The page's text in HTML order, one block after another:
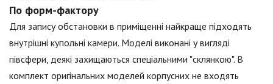
По форм-фактору
Для запису обстановки в приміщенні найкраще підходять
внутрішні купольні камери. Моделі виконані у вигляді
півсфери, деякі захищаються спеціальними "склянкою". В
комплект оригінальних моделей корпусних не входять